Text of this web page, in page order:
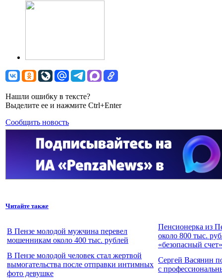
Нашли ошибку в тексте?
Выделите ее и нажмите Ctrl+Enter
Сообщить новость
Читайте также
В Пензе молодой мужчина перевел
мошенникам около 400 тыс. рублей
Пенсионерка из
около 800 тыс.
«безопасный счет»
В Пензе молодой человек стал жертвой
вымогательства после отправки интимных
фото девушке
Сергей Васянин
с